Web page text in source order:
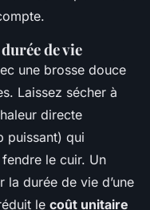
de vie
une brosse douce
Laissez sécher à
directe
puissant) qui
le cuir. Un
durée de vie d’une
le coût unitaire